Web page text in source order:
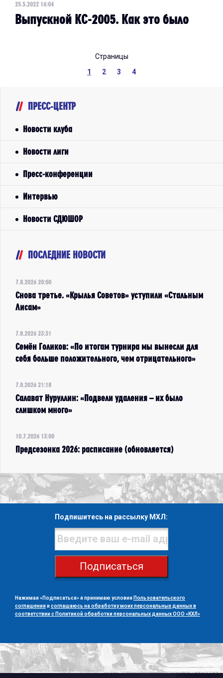
25.5.2022 16:04
Выпускной КС-2005. Как это было
Страницы
1
2 3 4
ПРЕСС-ЦЕНТР
Новости клуба
Новости лиги
Пресс-конференции
Интервью
Новости СДЮШОР
ПОСЛЕДНИЕ НОВОСТИ
7.8.2026 20:00
Снова третье. «Крылья Советов» уступили «Стальным
Лисам»
7.8.2026 23:31
Семён Голиков: «По итогам турнира мы вынесли для
себя больше положительного, чем отрицательного»
7.8.2026 21:18
Салават Нуруллин: «Подвели удаления – их было
слишком много»
10.7.2026 13:00
Предсезонка 2026: расписание (обновляется)
Подпишитесь на рассылку МХЛ:
Подписаться
Нажимая «Подписаться» я принимаю условия Пользовательского
соглашенияисоглашаюсь на обработку моих персональных данных в
соответствии с Политикой обработки персональных данных ООО «КХЛ»